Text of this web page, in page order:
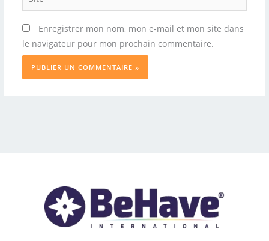
Enregistrer mon nom, mon e-mail et mon site dans
le navigateur pour mon prochain commentaire.